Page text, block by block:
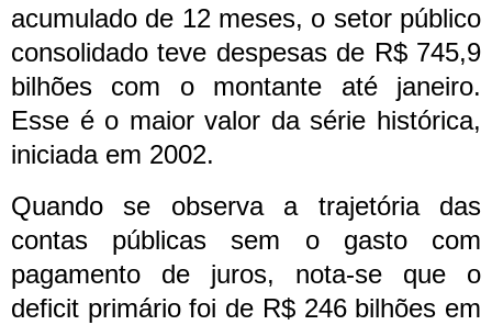
acumulado de 12 meses, o setor público
consolidado teve despesas de R$ 745,9
bilhões com o montante até janeiro.
Esse é o maior valor da série histórica,
iniciada em 2002.
Quando se observa a trajetória das
contas públicas sem o gasto com
pagamento de juros, nota-se que o
deficit primário foi de R$ 246 bilhões em